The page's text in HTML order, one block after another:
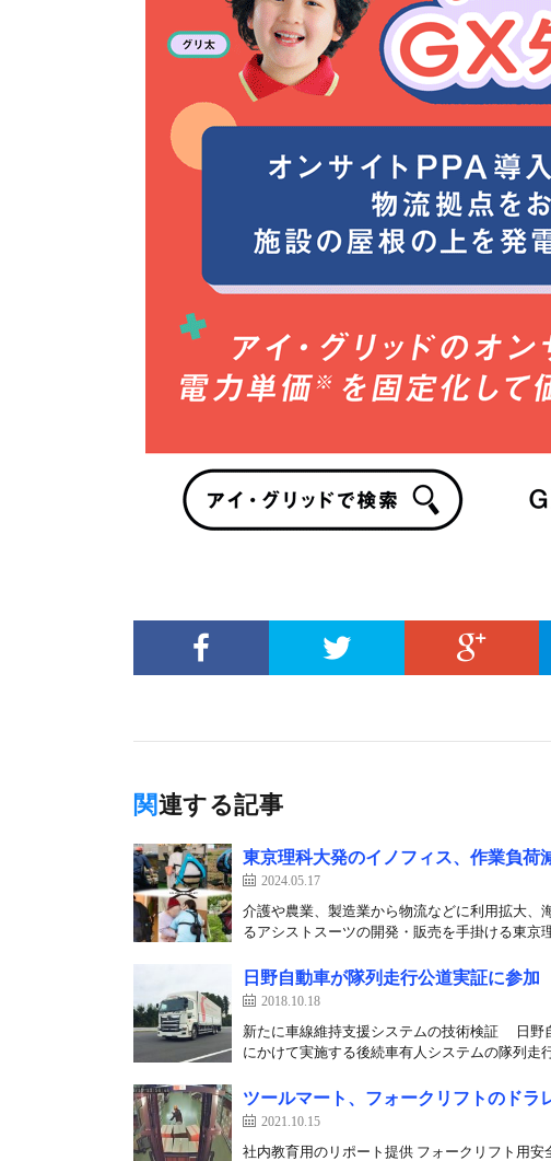
関連する記事
東京理科大発のイノフィス、作業負荷
2024.05.17
介護や農業、製造業から物流などに利用拡大、
るアシストスーツの開発・販売を手掛ける東京
日野自動車が隊列走行公道実証に参加
2018.10.18
新たに車線維持支援システムの技術検証 日野
にかけて実施する後続車有人システムの隊列走
ツールマート、フォークリフトのド
2021.10.15
社内教育用のリポート提供 フォークリフト用